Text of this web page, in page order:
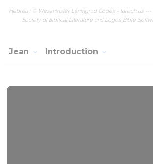
Hébreu : © Westminster Leningrad Codex - tanach.us
Society of Biblical Literature and Logos Bible
Jean Introduction